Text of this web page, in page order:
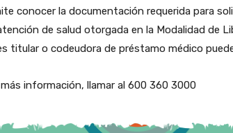
conocer la documentación requerida para
de salud otorgada en la Modalidad de
titular o codeudora de préstamo médico
más información, llamar al 600 360 3000